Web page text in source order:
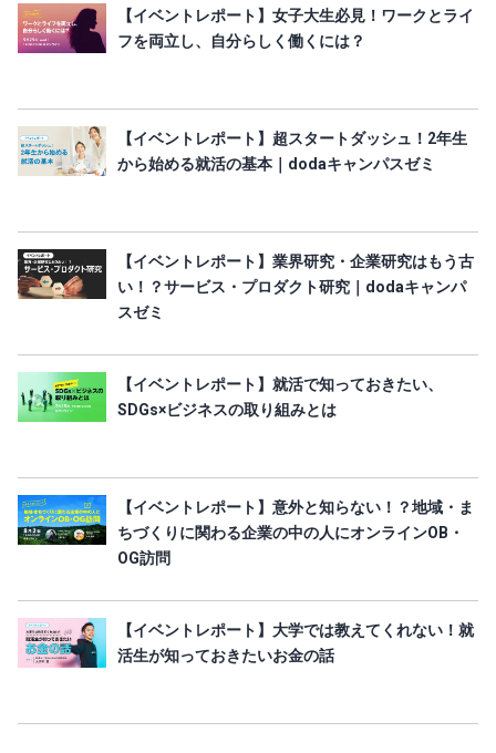
【イベントレポート】女子大生必見！ワークとライ
フを両立し、自分らしく働くには？
【イベントレポート】超スタートダッシュ！2年生
から始める就活の基本｜dodaキャンパスゼミ
【イベントレポート】業界研究・企業研究はもう古
い！？サービス・プロダクト研究｜dodaキャンパ
スゼミ
【イベントレポート】就活で知っておきたい、
SDGs×ビジネスの取り組みとは
【イベントレポート】意外と知らない！？地域・ま
ちづくりに関わる企業の中の人にオンラインOB・
OG訪問
【イベントレポート】大学では教えてくれない！就
活生が知っておきたいお金の話